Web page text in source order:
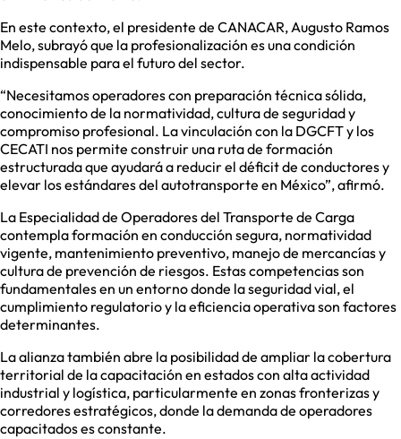
En este contexto, el presidente de CANACAR, Augusto Ramos
Melo, subrayó que la profesionalización es una condición
indispensable para el futuro del sector.
“Necesitamos operadores con preparación técnica sólida,
conocimiento de la normatividad, cultura de seguridad y
compromiso profesional. La vinculación con la DGCFT y los
CECATI nos permite construir una ruta de formación
estructurada que ayudará a reducir el déficit de conductores y
elevar los estándares del autotransporte en México”, afirmó.
La Especialidad de Operadores del Transporte de Carga
contempla formación en conducción segura, normatividad
vigente, mantenimiento preventivo, manejo de mercancías y
cultura de prevención de riesgos. Estas competencias son
fundamentales en un entorno donde la seguridad vial, el
cumplimiento regulatorio y la eficiencia operativa son factores
determinantes.
La alianza también abre la posibilidad de ampliar la cobertura
territorial de la capacitación en estados con alta actividad
industrial y logística, particularmente en zonas fronterizas y
corredores estratégicos, donde la demanda de operadores
capacitados es constante.